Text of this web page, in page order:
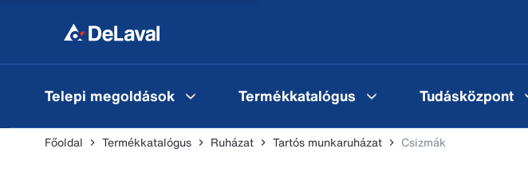
Telepi megoldások Termékkatalógus Tudásközpont
Főoldal Termékkatalógus Ruházat Tartós munkaruházat Csizmák